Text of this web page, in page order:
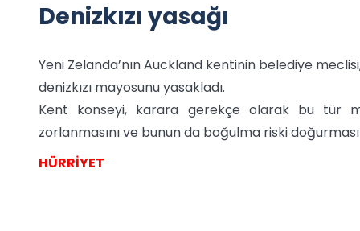
Denizkızı yasağı
Yeni Zelanda’nın Auckland kentinin belediye
denizkızı mayosunu yasakladı.
Kent konseyi, karara gerekçe olarak bu tür
zorlanmasını ve bunun da boğulma riski
HÜRRİYET